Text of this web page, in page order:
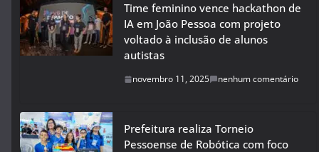
Time feminino vence hackathon de
IA em João Pessoa com projeto
voltado à inclusão de alunos
autistas
novembro 11, 2025 nenhum comentário
Prefeitura realiza Torneio
Pessoense de Robótica com foco